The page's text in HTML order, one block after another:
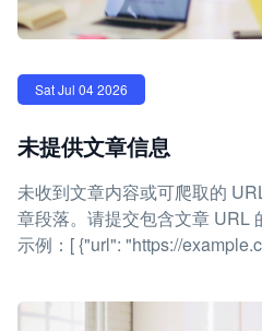
Sat Jul 04 2026
未提供文章信息
未收到文章内容或可爬取的
章段落。请提交包含文章 URL
示例：[ {"url": "https://